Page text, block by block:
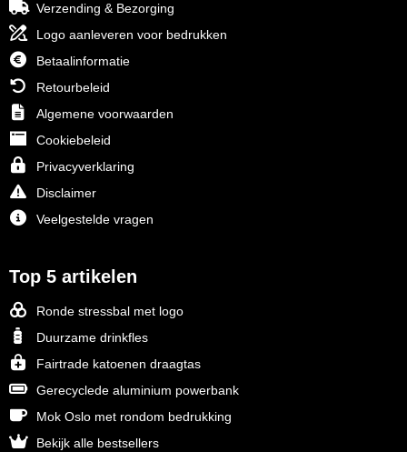
Verzending & Bezorging
Logo aanleveren voor bedrukken
Betaalinformatie
Retourbeleid
Algemene voorwaarden
Cookiebeleid
Privacyverklaring
Disclaimer
Veelgestelde vragen
Top 5 artikelen
Ronde stressbal met logo
Duurzame drinkfles
Fairtrade katoenen draagtas
Gerecyclede aluminium powerbank
Mok Oslo met rondom bedrukking
Bekijk alle bestsellers